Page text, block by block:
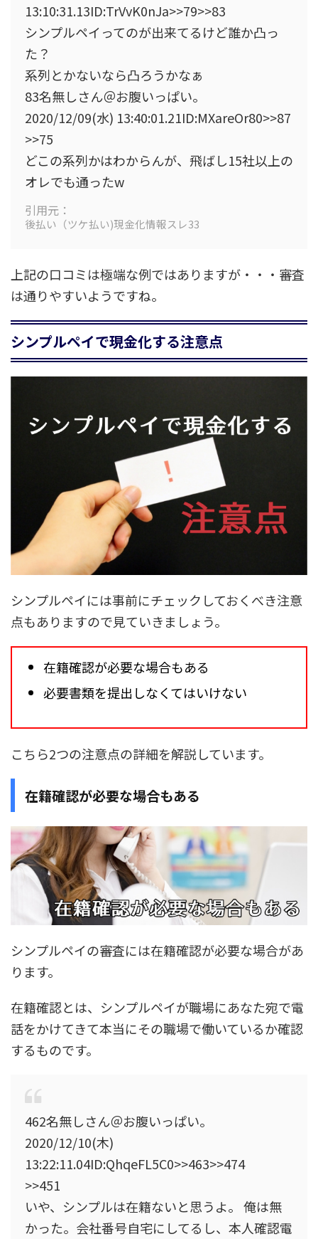
13:10:31.13ID:TrVvK0nJa>>79>>83
シンプルペイってのが出来てるけど誰か凸っ
た？
系列とかないなら凸ろうかなぁ
83名無しさん＠お腹いっぱい。
2020/12/09(水) 13:40:01.21ID:MXareOr80>>87
>>75
どこの系列かはわからんが、飛ばし15社以上の
オレでも通ったw
引用元：
後払い（ツケ払い)現金化情報スレ33
上記の口コミは極端な例ではありますが・・・審査
は通りやすいようですね。
シンプルペイで現金化する注意点
シンプルペイには事前にチェックしておくべき注意
点もありますので見ていきましょう。
在籍確認が必要な場合もある
必要書類を提出しなくてはいけない
こちら2つの注意点の詳細を解説しています。
在籍確認が必要な場合もある
シンプルペイの審査には在籍確認が必要な場合があ
ります。
在籍確認とは、シンプルペイが職場にあなた宛で電
話をかけてきて本当にその職場で働いているか確認
するものです。
462名無しさん＠お腹いっぱい。
2020/12/10(木)
13:22:11.04ID:QhqeFL5C0>>463>>474
>>451
いや、 シンプルは在籍ないと思うよ。 俺は無
かった。会社番号自宅にしてるし、本人確認電